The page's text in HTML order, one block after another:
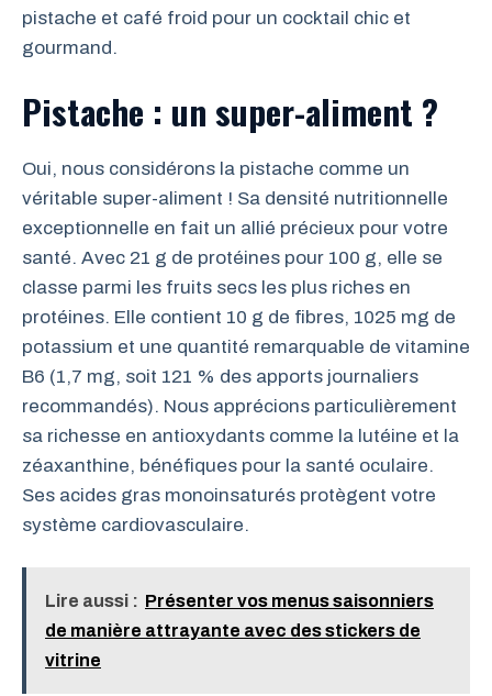
pistache et café froid pour un cocktail chic et
gourmand.
Pistache : un super-aliment ?
Oui, nous considérons la pistache comme un
véritable super-aliment ! Sa densité nutritionnelle
exceptionnelle en fait un allié précieux pour votre
santé. Avec 21 g de protéines pour 100 g, elle se
classe parmi les fruits secs les plus riches en
protéines. Elle contient 10 g de fibres, 1025 mg de
potassium et une quantité remarquable de vitamine
B6 (1,7 mg, soit 121 % des apports journaliers
recommandés). Nous apprécions particulièrement
sa richesse en antioxydants comme la lutéine et la
zéaxanthine, bénéfiques pour la santé oculaire.
Ses acides gras monoinsaturés protègent votre
système cardiovasculaire.
Lire aussi : Présenter vos menus saisonniers
de manière attrayante avec des stickers de
vitrine